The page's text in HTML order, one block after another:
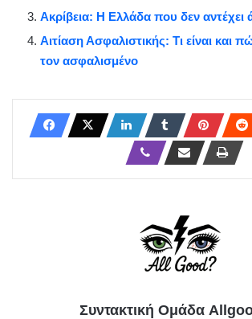
Ακρίβεια: Η Ελλάδα που δεν αντέχει
Αιτίαση Ασφαλιστικής: Τι είναι και
τον ασφαλισμένο
Συντακτική Ομάδα